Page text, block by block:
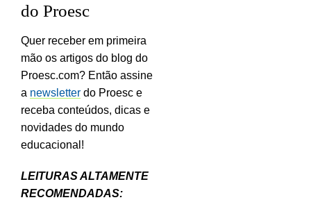
do Proesc
Quer receber em primeira
mão os artigos do blog do
Proesc.com? Então assine
a newsletter do Proesc e
receba conteúdos, dicas e
novidades do mundo
educacional!
LEITURAS ALTAMENTE
RECOMENDADAS: